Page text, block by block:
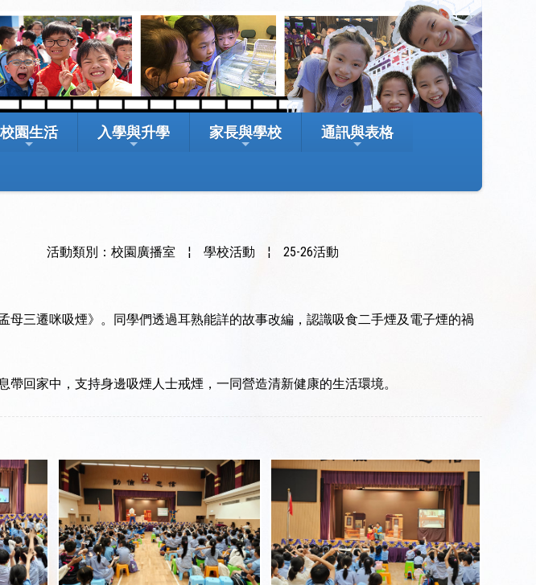
校園生活 入學與升學 家長與學校 通訊與表格
活動類別：校園廣播室 ¦ 學校活動 ¦
25-26活動
三遷咪吸煙》。同學們透過耳熟能詳的故事改編，認識吸食二手煙及電子煙的禍
回家中，支持身邊吸煙人士戒煙，一同營造清新健康的生活環境。